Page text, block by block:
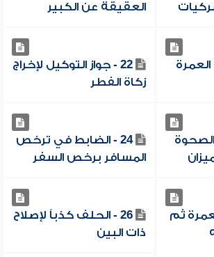
العقيقة عن الكبير
العمرة
22 - جواز التوكيل لإخراج
زكاة الفطر
24 - الضابط في ترخص
المسافر برخص السفر
ثم
26 - الحلف كذباً لإصلاح
ذات البين